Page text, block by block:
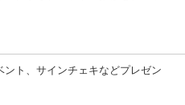
ント、サインチェキなどプレゼン